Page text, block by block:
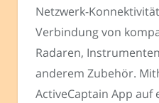
Netzwerk-
Verbindung von
Radaren,
anderem Zubehör.
ActiveCaptain App